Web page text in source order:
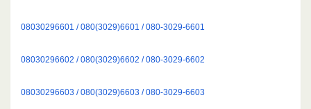
08030296601 / 080(3029)6601 / 080-3029-6601
08030296602 / 080(3029)6602 / 080-3029-6602
08030296603 / 080(3029)6603 / 080-3029-6603